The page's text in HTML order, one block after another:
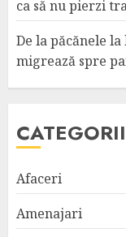
ca să nu pierzi
De la păcănele
migrează spre
CATEGORII
Afaceri
Amenajari